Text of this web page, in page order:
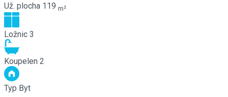
Už. plocha 119 m²
Ložnic 3
Koupelen 2
Typ Byt